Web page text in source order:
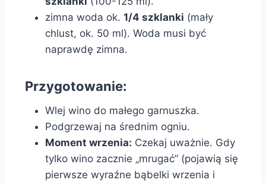
zimna woda ok. 1/4 szklanki (mały
chlust, ok. 50 ml). Woda musi być
naprawdę zimna.
Przygotowanie:
Wlej wino do małego garnuszka.
Podgrzewaj na średnim ogniu.
Moment wrzenia: Czekaj uważnie. Gdy
tylko wino zacznie „mrugać” (pojawią się
pierwsze wyraźne bąbelki wrzenia i